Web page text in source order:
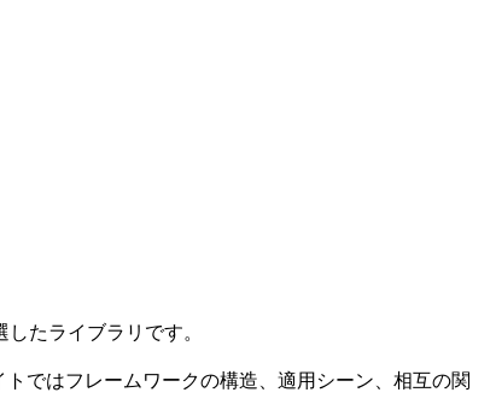
たライブラリです。
ではフレームワークの構造、適用シーン、相互の関